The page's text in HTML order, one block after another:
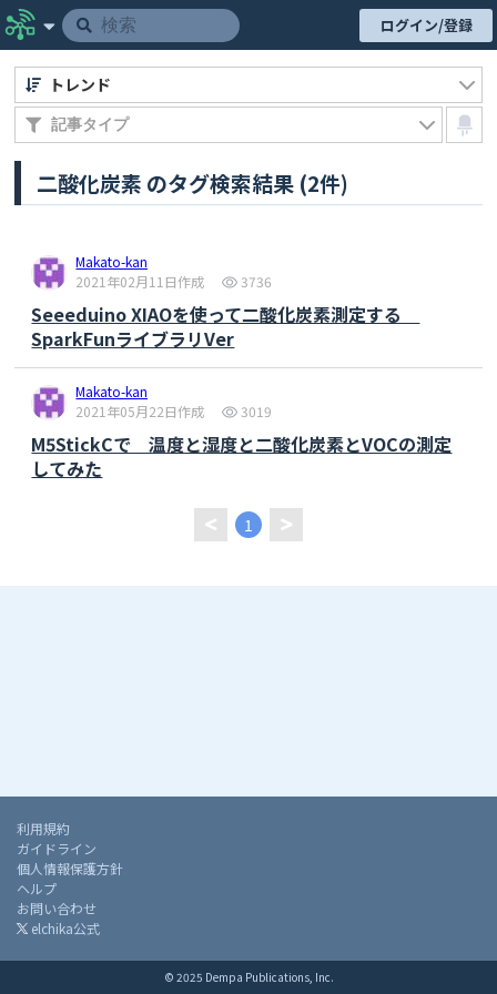
ログイン/登録
二酸化炭素 のタグ検索結果 (2件)
トレンド
Makato-kan
2021年02月11日作成
3736
Seeeduino XIAOを使って二酸化炭素測定する
SparkFunライブラリVer
Makato-kan
2021年05月22日作成
3019
M5StickCで 温度と湿度と二酸化炭素とVOCの測定
してみた
1
利用規約
ガイドライン
個人情報保護方針
ヘルプ
お問い合わせ
elchika公式
© 2025 Dempa Publications, Inc.